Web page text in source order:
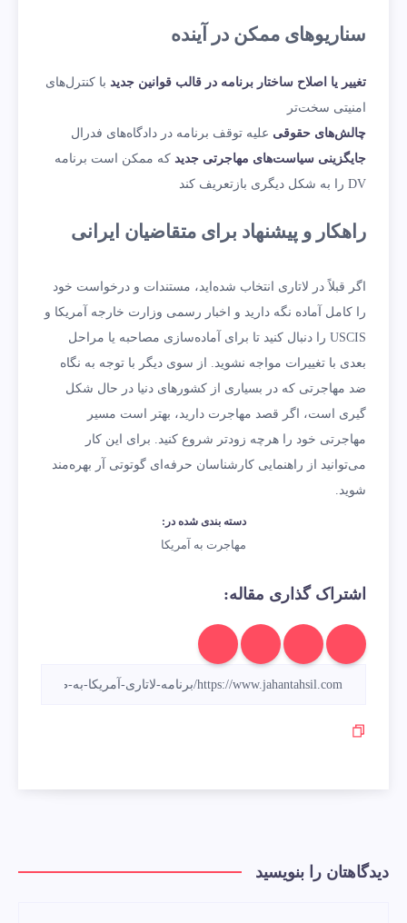
سناریوهای ممکن در آینده
تغییر یا اصلاح ساختار برنامه در قالب قوانین جدید با کنترل‌های
امنیتی سخت‌تر
چالش‌های حقوقی علیه توقف برنامه در دادگاه‌های فدرال
جایگزینی سیاست‌های مهاجرتی جدید که ممکن است برنامه
DV را به شکل دیگری بازتعریف کند
راهکار و پیشنهاد برای متقاضیان ایرانی
اگر قبلاً در لاتاری انتخاب شده‌اید، مستندات و درخواست خود
را کامل آماده نگه دارید و اخبار رسمی وزارت خارجه آمریکا و
USCIS را دنبال کنید تا برای آماده‌سازی مصاحبه یا مراحل
بعدی با تغییرات مواجه نشوید. از سوی دیگر با توجه به نگاه
ضد مهاجرتی که در بسیاری از کشورهای دنیا در حال شکل
گیری است، اگر قصد مهاجرت دارید، بهتر است مسیر
مهاجرتی خود را هرچه زودتر شروع کنید. برای این کار
می‌توانید از راهنمایی کارشناسان حرفه‌ای گوتوتی آر بهره‌مند
شوید.
دسته بندی شده در:
مهاجرت به آمریکا
اشتراک گذاری مقاله:
دیدگاهتان را بنویسید